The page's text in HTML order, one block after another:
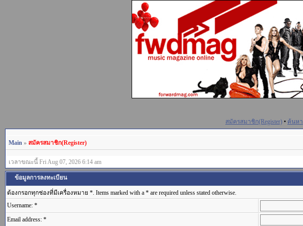
สมัครสมาชิก(Register) • ค้นหา
Main » สมัครสมาชิก(Register)
เวลาขณะนี้ Fri Aug 07, 2026 6:14 am
ข้อมูลการลงทะเบียน
ต้องกรอกทุกช่องที่มีเครื่องหมาย *. Items marked with a * are required unless stated otherwise.
Username: *
Email address: *